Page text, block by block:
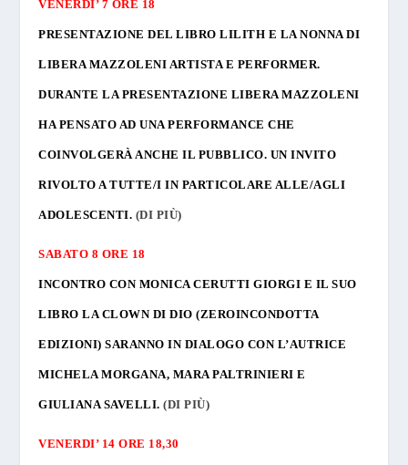
VENERDI’ 7 ORE 18
PRESENTAZIONE DEL LIBRO LILITH E LA NONNA DI
LIBERA MAZZOLENI ARTISTA E PERFORMER.
DURANTE LA PRESENTAZIONE LIBERA MAZZOLENI
HA PENSATO AD UNA PERFORMANCE CHE
COINVOLGERÀ ANCHE IL PUBBLICO. UN INVITO
RIVOLTO A TUTTE/I IN PARTICOLARE ALLE/AGLI
ADOLESCENTI. (DI PIÙ)
SABATO 8 ORE 18
INCONTRO CON MONICA CERUTTI GIORGI E IL SUO
LIBROLA CLOWN DI DIO (ZEROINCONDOTTA
EDIZIONI) SARANNO IN DIALOGO CON L’AUTRICE
MICHELA MORGANA, MARA PALTRINIERI E
GIULIANA SAVELLI.(DI PIÙ)
VENERDI’ 14 ORE 18,30